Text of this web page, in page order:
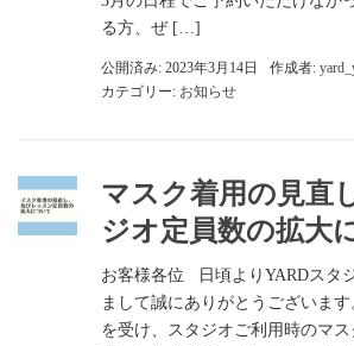
る方、ぜ […]
公開済み: 2023年3月14日 作成者:
カテゴリー: お知らせ
マスク着用の見直
ジオ定員数の拡大
お客様各位 日頃よりYARDスタ
まして誠にありがとうございま
を受け、スタジオご利用時のマ